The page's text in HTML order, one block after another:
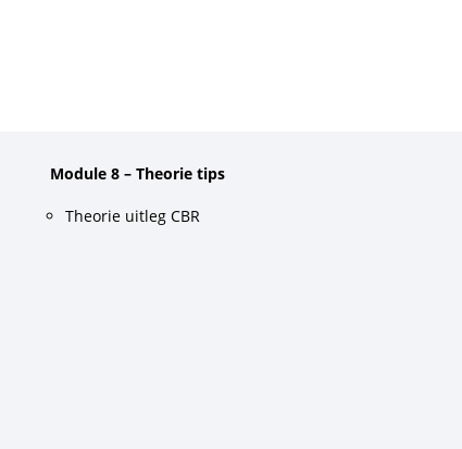
Module 8 – Theorie tips
Theorie uitleg CBR